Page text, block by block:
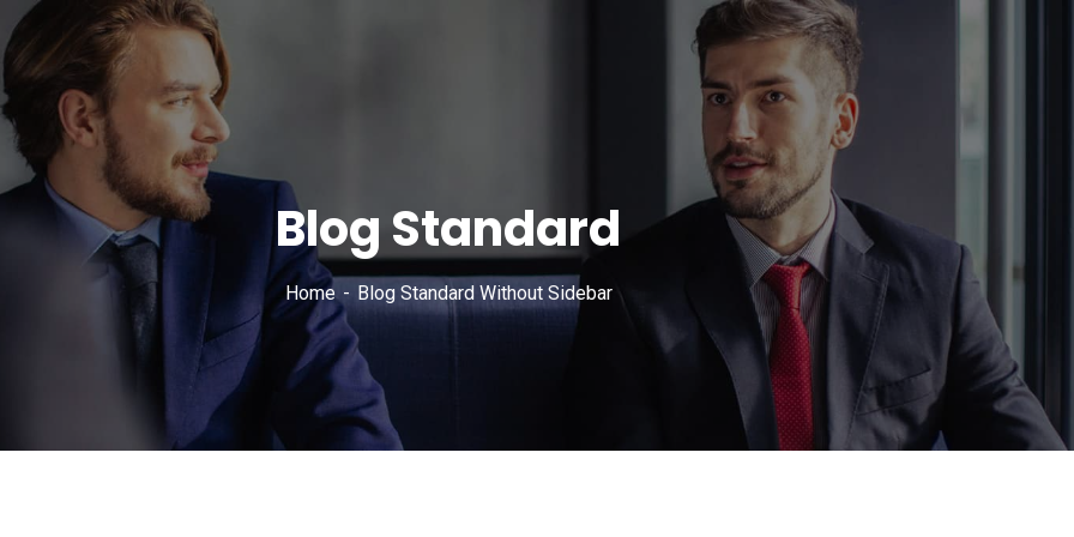
Blog Standard
Home Blog Standard Without Sidebar